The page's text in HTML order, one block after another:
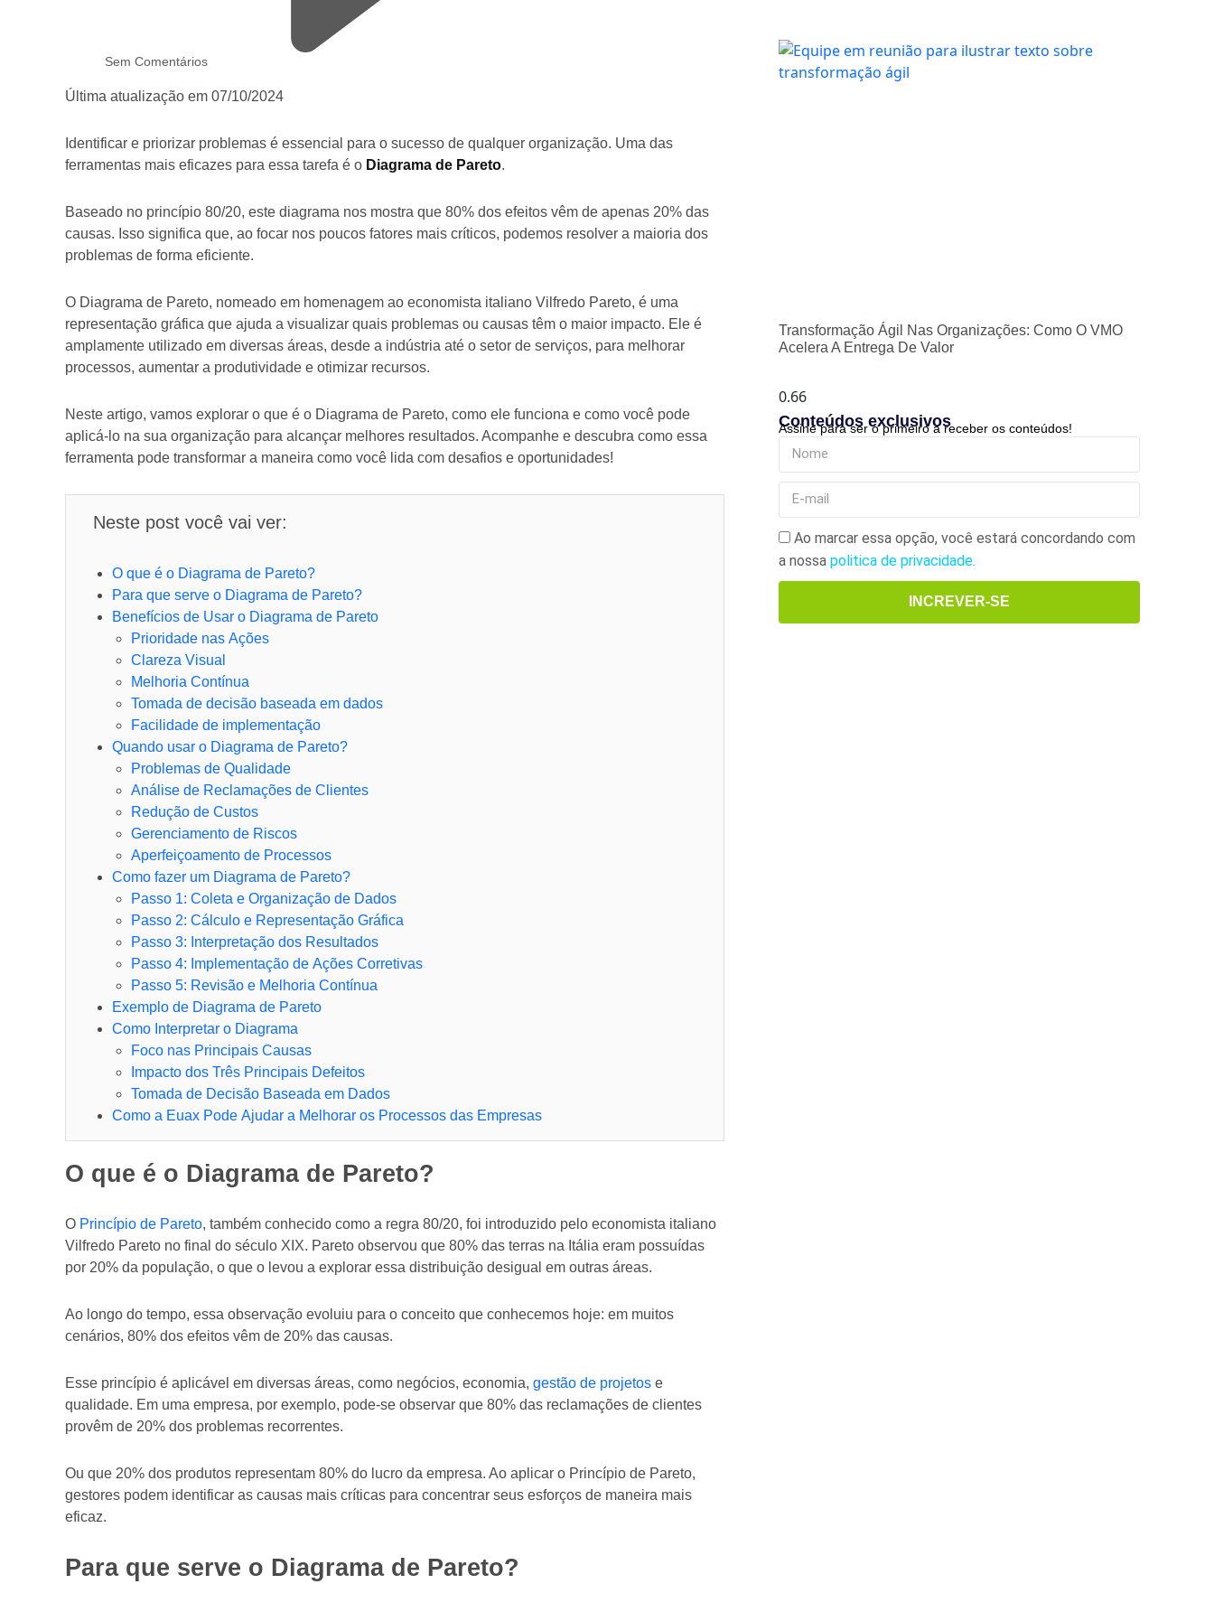
Sem Comentários
Última atualização em 07/10/2024
Identificar e priorizar problemas é essencial para o sucesso de qualquer organização. Uma das
ferramentas mais eficazes para essa tarefa é o Diagrama de Pareto.
Baseado no princípio 80/20, este diagrama nos mostra que 80% dos efeitos vêm de apenas 20% das
causas. Isso significa que, ao focar nos poucos fatores mais críticos, podemos resolver a maioria dos
problemas de forma eficiente.
O Diagrama de Pareto, nomeado em homenagem ao economista italiano Vilfredo Pareto, é uma
representação gráfica que ajuda a visualizar quais problemas ou causas têm o maior impacto. Ele é
amplamente utilizado em diversas áreas, desde a indústria até o setor de serviços, para melhorar
processos, aumentar a produtividade e otimizar recursos.
Neste artigo, vamos explorar o que é o Diagrama de Pareto, como ele funciona e como você pode
aplicá-lo na sua organização para alcançar melhores resultados. Acompanhe e descubra como essa
ferramenta pode transformar a maneira como você lida com desafios e oportunidades!
Neste post você vai ver:
O que é o Diagrama de Pareto?
Para que serve o Diagrama de Pareto?
Benefícios de Usar o Diagrama de Pareto
Prioridade nas Ações
Clareza Visual
Melhoria Contínua
Tomada de decisão baseada em dados
Facilidade de implementação
Quando usar o Diagrama de Pareto?
Problemas de Qualidade
Análise de Reclamações de Clientes
Redução de Custos
Gerenciamento de Riscos
Aperfeiçoamento de Processos
Como fazer um Diagrama de Pareto?
Passo 1: Coleta e Organização de Dados
Passo 2: Cálculo e Representação Gráfica
Passo 3: Interpretação dos Resultados
Passo 4: Implementação de Ações Corretivas
Passo 5: Revisão e Melhoria Contínua
Exemplo de Diagrama de Pareto
Como Interpretar o Diagrama
Foco nas Principais Causas
Impacto dos Três Principais Defeitos
Tomada de Decisão Baseada em Dados
Como a Euax Pode Ajudar a Melhorar os Processos das Empresas
O que é o Diagrama de Pareto?
O Princípio de Pareto, também conhecido como a regra 80/20, foi introduzido pelo economista italiano
Vilfredo Pareto no final do século XIX. Pareto observou que 80% das terras na Itália eram possuídas
por 20% da população, o que o levou a explorar essa distribuição desigual em outras áreas.
Ao longo do tempo, essa observação evoluiu para o conceito que conhecemos hoje: em muitos
cenários, 80% dos efeitos vêm de 20% das causas.
Esse princípio é aplicável em diversas áreas, como negócios, economia, gestão de projetos e
qualidade. Em uma empresa, por exemplo, pode-se observar que 80% das reclamações de clientes
provêm de 20% dos problemas recorrentes.
Ou que 20% dos produtos representam 80% do lucro da empresa. Ao aplicar o Princípio de Pareto,
gestores podem identificar as causas mais críticas para concentrar seus esforços de maneira mais
eficaz.
Para que serve o Diagrama de Pareto?
Transformação Ágil Nas Organizações: Como O VMO
Acelera A Entrega De Valor
Conteúdos exclusivos
Assine para ser o primeiro a receber os conteúdos!
Ao marcar essa opção, você estará concordando com
a nossa politica de privacidade.
INCREVER-SE